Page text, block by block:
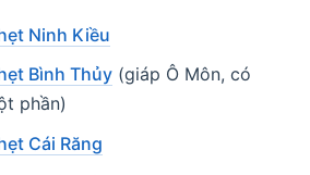
Ninh Kiều
Bình Thủy(giáp Ô Môn, có
phần)
Cái Răng